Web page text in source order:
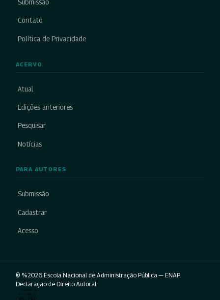
Submissão
Contato
Política de Privacidade
ACERVO
Atual
Edições anteriores
Pesquisar
Notícias
PARA AUTORES
Submissão
Cadastrar
Acesso
© %2026 Escola Nacional de Administração Pública — ENAP.
Declaração de Direito Autoral